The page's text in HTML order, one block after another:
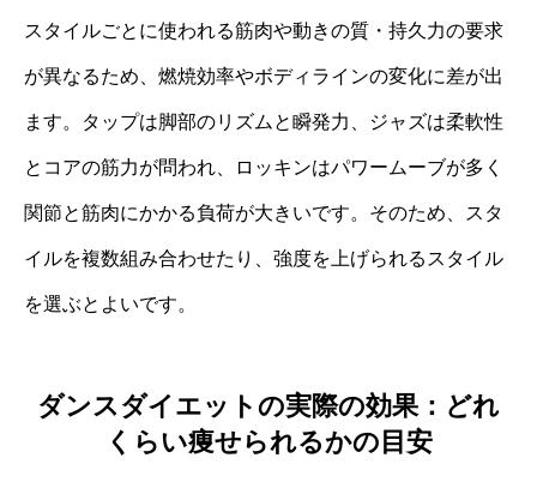
スタイルごとに使われる筋肉や動きの質・持久力の要求
が異なるため、燃焼効率やボディラインの変化に差が出
ます。タップは脚部のリズムと瞬発力、ジャズは柔軟性
とコアの筋力が問われ、ロッキンはパワームーブが多く
関節と筋肉にかかる負荷が大きいです。そのため、スタ
イルを複数組み合わせたり、強度を上げられるスタイル
を選ぶとよいです。
ダンスダイエットの実際の効果：どれ
くらい痩せられるかの目安